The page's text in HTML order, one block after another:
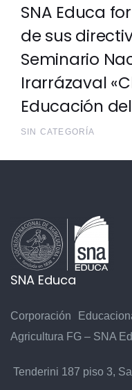
SNA Educa
de sus
Seminario
Irarrázaval
Educación
SIN CATEGORÍA
SNA Educa
Corporación
Agricultura FG – SNA
Tenderini 187 piso 3,